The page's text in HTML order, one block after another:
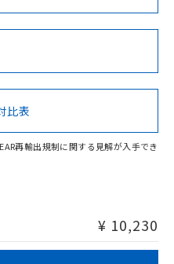
Cd Cr(VI)
能性があります。
No No
規格認証/適合状況ページへ
ページからご検索ください
比表
再輸出規制に関する見解が入手でき
¥ 10,230